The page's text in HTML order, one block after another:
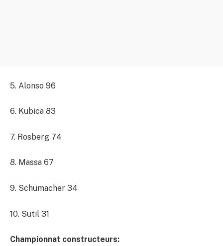
5. Alonso 96
6. Kubica 83
7. Rosberg 74
8. Massa 67
9. Schumacher 34
10. Sutil 31
Championnat constructeurs: